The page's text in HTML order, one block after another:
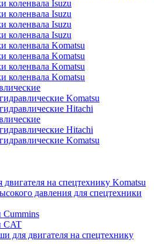
коленвала Isuzu
коленвала Isuzu
коленвала Isuzu
коленвала Isuzu
коленвала Komatsu
коленвала Komatsu
коленвала Komatsu
коленвала Komatsu
Komatsu
Hitachi
Hitachi
Komatsu
на спецтехнику Komatsu
давления для спецтехники
Cummins
CAT
для двигателя на спецтехнику